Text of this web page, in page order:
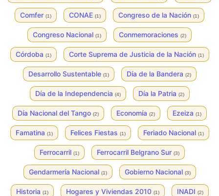
Comfer (1) CONAE (1) Congreso de la Nación (1)
Congreso Nacional (1) Conmemoraciones (2)
Córdoba (1) Corte Suprema de Justicia de la Nación (1)
Desarrollo Sustentable (1) Día de la Bandera (2)
Día de la Independencia (4) Día la Patria (2)
Día Nacional del Tango (2) Economía (2) Ezeiza (1)
Famatina (1) Felices Fiestas (1) Feriado Nacional (1)
Ferrocarril (1) Ferrocarril Belgrano Sur (3)
Gendarmería Nacional (1) Gobierno Nacional (3)
Historia (1) Hogares y Viviendas 2010 (1) INADI (2)